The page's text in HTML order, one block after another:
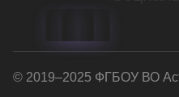
© 2019–2025 ФГБОУ ВО